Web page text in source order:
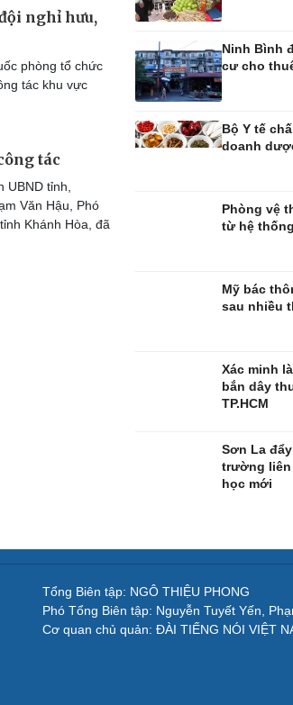
Quân sự - Quốc phòng
Vũ khí
Việt Nam
Phân tích
nghỉ hưu,
phòng tổ chức
tác khu vực
tác
UBND tỉnh,
Văn Hậu, Phó
Khánh Hòa, đã
Ninh Bình
cư cho
Bộ Y tế
doanh
Phòng vệ
từ hệ
Mỹ bác
sau nhiều
Xác minh
bắn dây
TP.HCM
Sơn La
trường liên
học mới
Tổng Biên tập: NGÔ THIỆU PHONG
Phó Tổng Biên tập: Nguyễn Tuyết Yến,
Cơ quan chủ quản: ĐÀI TIẾNG NÓI VIỆT